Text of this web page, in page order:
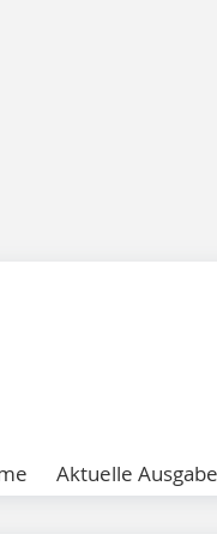
Aktuelle Ausgabe